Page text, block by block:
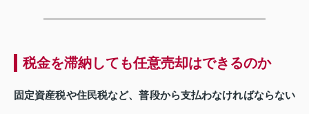
税金を滞納しても任意売却はできるのか
固定資産税や住民税など、普段から支払わなければならない